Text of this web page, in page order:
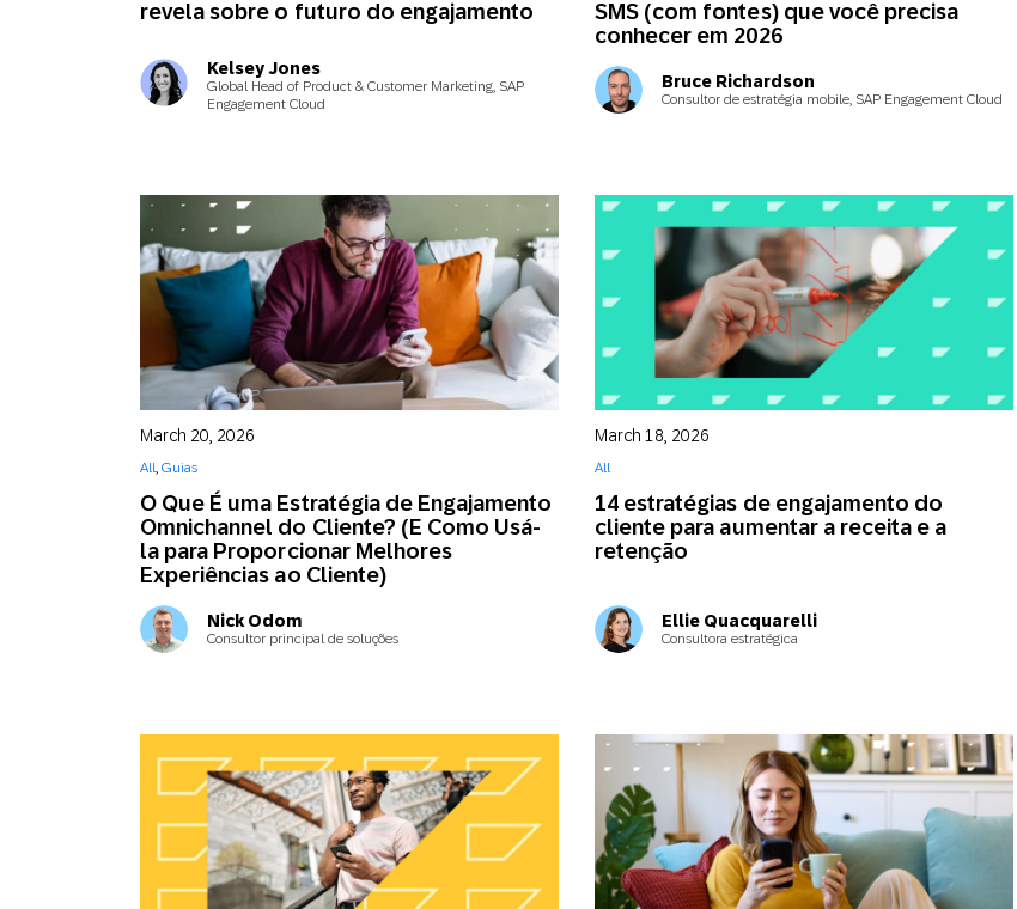
móvel
Mensagens
conversacionais
revela sobre o futuro do engajamento
Kelsey Jones
Global Head of Product & Customer Marketing, SAP
Engagement Cloud
SMS (com fontes) que você precisa
conhecer em 2026
Bruce Richardson
Consultor de estratégia mobile, SAP Engagement Cloud
O Que É uma Estratégia de Engajamento
Omnichannel do Cliente? (E Como Usá-
la para Proporcionar Melhores
Experiências ao Cliente)
March 20, 2026
All, Guias
Nick Odom
Consultor principal de soluções
14 estratégias de engajamento do
cliente para aumentar a receita e a
retenção
March 18, 2026
All
Ellie Quacquarelli
Consultora estratégica